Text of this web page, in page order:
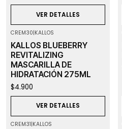
VER DETALLES
CREM30|KALLOS
KALLOS BLUEBERRY
REVITALIZING
MASCARILLA DE
HIDRATACIÓN 275ML
$4.900
VER DETALLES
CREM31|KALLOS